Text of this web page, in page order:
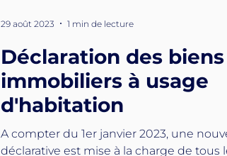
Déclaration des biens
immobiliers à usage
d'habitation
A compter du 1er janvier 2023, une
déclarative est mise à la charge de tous
29 août 2023 1 min de lecture